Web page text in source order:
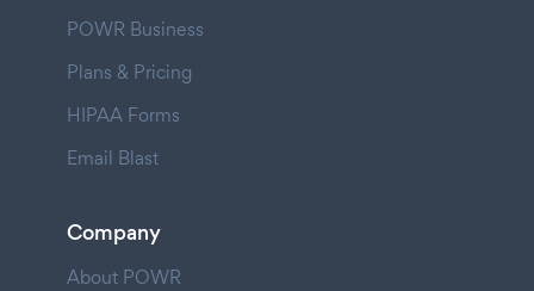
POWR Business
Plans & Pricing
HIPAA Forms
Email Blast
Company
About POWR